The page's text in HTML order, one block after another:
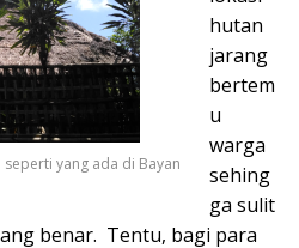
yang ada di Bayan
hutan
jarang
bertem
u
warga
sehing
ga sulit
benar. Tentu, bagi para